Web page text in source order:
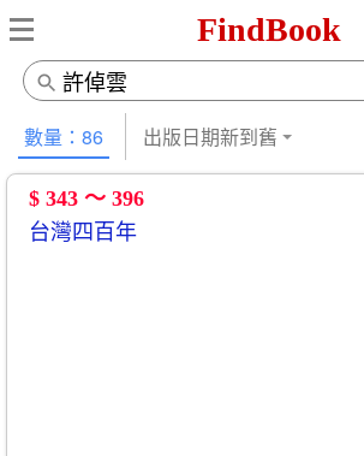
FindBook
數量：86 出版日期新到舊
$ 343 ～ 396
台灣四百年